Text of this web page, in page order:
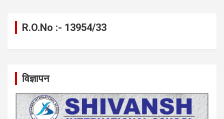
R.O.No :- 13954/33
विज्ञापन